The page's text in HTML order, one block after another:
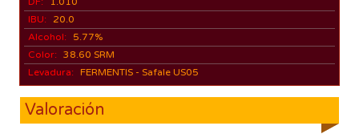
IBU:
20.0
Alcohol:
5.77%
Color: 38.60 SRM
Levadura: FERMENTIS - Safale US05
Valoración